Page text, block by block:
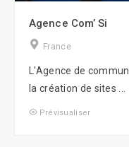
Agence Com’ Si
France
L'Agence de
la création de sites ...
Prévisualiser